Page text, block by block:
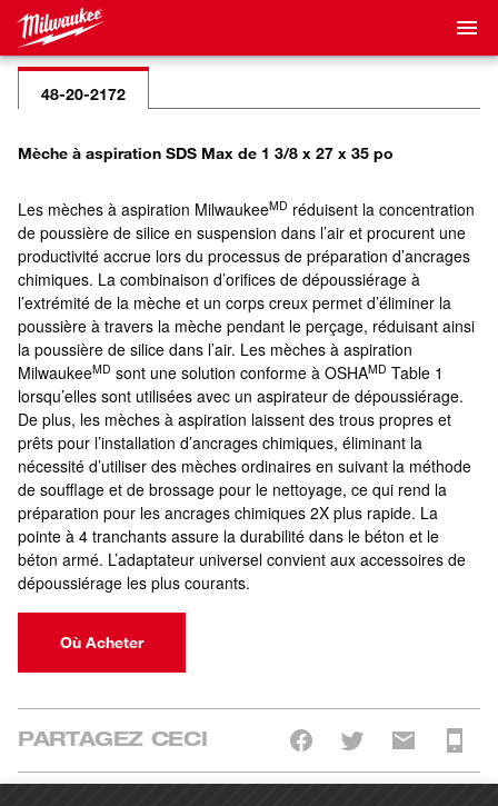
48-20-2172
Mèche à aspiration SDS Max de 1 3/8 x 27 x 35 po
Les mèches à aspiration MilwaukeeMD réduisent la concentration
de poussière de silice en suspension dans l’air et procurent une
productivité accrue lors du processus de préparation d’ancrages
chimiques. La combinaison d’orifices de dépoussiérage à
l’extrémité de la mèche et un corps creux permet d’éliminer la
poussière à travers la mèche pendant le perçage, réduisant ainsi
la poussière de silice dans l’air. Les mèches à aspiration
MilwaukeeMD sont une solution conforme à OSHAMD Table 1
lorsqu’elles sont utilisées avec un aspirateur de dépoussiérage.
De plus, les mèches à aspiration laissent des trous propres et
prêts pour l’installation d’ancrages chimiques, éliminant la
nécessité d’utiliser des mèches ordinaires en suivant la méthode
de soufflage et de brossage pour le nettoyage, ce qui rend la
préparation pour les ancrages chimiques 2X plus rapide. La
pointe à 4 tranchants assure la durabilité dans le béton et le
béton armé. L’adaptateur universel convient aux accessoires de
dépoussiérage les plus courants.
Où Acheter
PARTAGEZ CECI